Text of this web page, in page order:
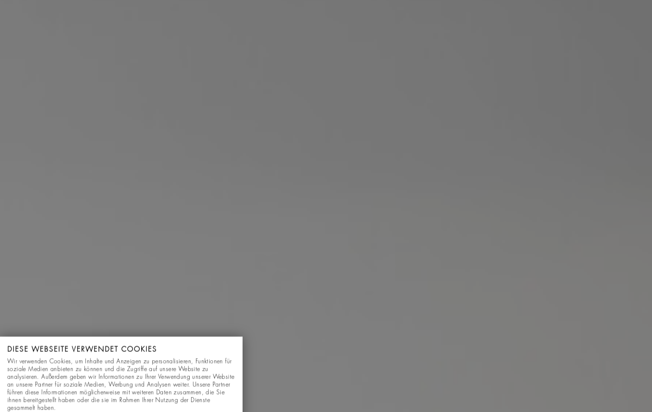
DIESE WEBSEITE VERWENDET COOKIES
Wir verwenden Cookies, um Inhalte und Anzeigen zu personalisieren, Funktionen für
soziale Medien anbieten zu können und die Zugriffe auf unsere Website zu
analysieren. Außerdem geben wir Informationen zu Ihrer Verwendung unserer Website
an unsere Partner für soziale Medien, Werbung und Analysen weiter. Unsere Partner
führen diese Informationen möglicherweise mit weiteren Daten zusammen, die Sie
ihnen bereitgestellt haben oder die sie im Rahmen Ihrer Nutzung der Dienste
gesammelt haben.